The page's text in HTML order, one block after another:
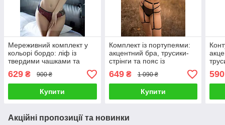
Мереживний комплект у
кольорі бордо: ліф із
твердими чашками та
трусики з акцентними
резинками на стегнах
629 ₴ 900 ₴
Купити
Комплект із портупеями:
акцентний бра, трусики-
стрінги та пояс із
зйомними гартерами
649₴ 1 090 ₴
Купити
590
Акційні пропозиції та новинки